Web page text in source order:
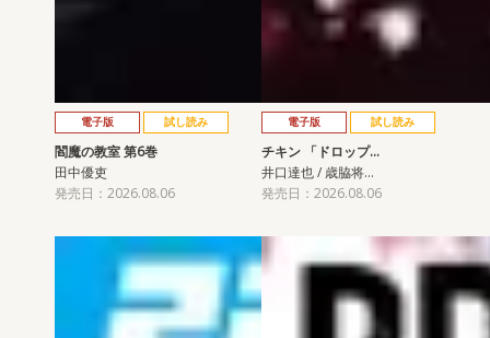
電子版 試し読み
閻魔の教室 第6巻
田中優吏
発売日：2026.08.06
電子版 試し読み
チキン 「ドロップ…
井口達也 / 歳脇将…
発売日：2026.08.06